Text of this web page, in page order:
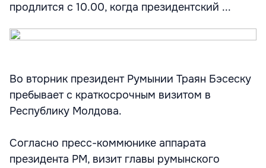
продлится с 10.00, когда президентский ...
Во вторник президент Румынии Траян Бэсеску
пребывает с краткосрочным визитом в
Республику Молдова.
Согласно пресс-коммюнике аппарата
президента РМ, визит главы румынского